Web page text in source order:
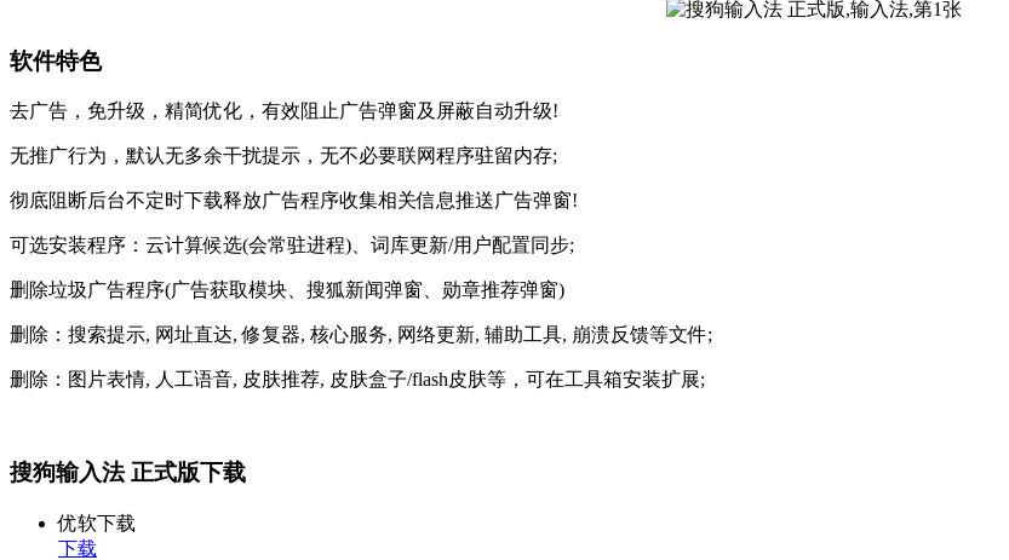
软件特色
去广告，免升级，精简优化，有效阻止广告弹窗及屏蔽自动升级!
无推广行为，默认无多余干扰提示，无不必要联网程序驻留内存;
彻底阻断后台不定时下载释放广告程序收集相关信息推送广告弹窗!
可选安装程序：云计算候选(会常驻进程)、词库更新/用户配置同步;
删除垃圾广告程序(广告获取模块、搜狐新闻弹窗、勋章推荐弹窗)
删除：搜索提示, 网址直达, 修复器, 核心服务, 网络更新, 辅助工具, 崩溃反馈等文件;
删除：图片表情, 人工语音, 皮肤推荐, 皮肤盒子/flash皮肤等，可在工具箱安装扩展;
搜狗输入法 正式版下载
优软下载
下载